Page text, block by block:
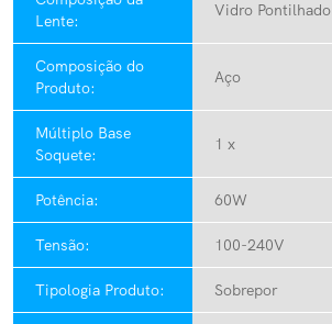
Lente:
Vidro Pontilhado
Composição do
Produto:
Aço
Múltiplo Base
Soquete:
1 x
Potência: 60W
Tensão: 100-240V
Tipologia Produto: Sobrepor